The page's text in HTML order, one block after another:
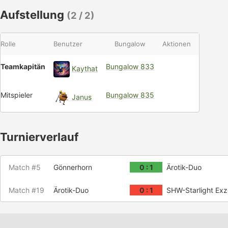
Aufstellung (2 / 2)
Rolle Benutzer Bungalow Aktionen
Teamkapitän Kaythat Bungalow 833
Mitspieler Janus Bungalow 835
Turnierverlauf
Match #5 Gönnerhorn 0 : 1 Ärotik-Duo
Match #19 Ärotik-Duo 0 : 1 SHW-Starlight